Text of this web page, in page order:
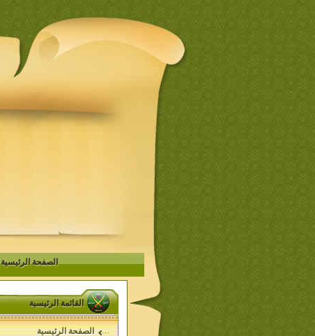
الصفحة الرئيسية
القائمة الرئيسية
الصفحة الرئيسية